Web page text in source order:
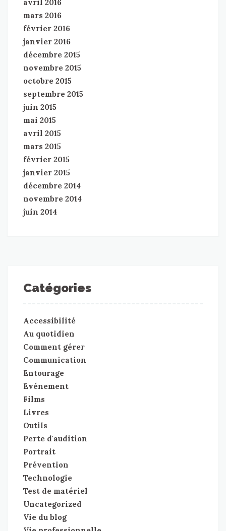
avril 2016
mars 2016
février 2016
janvier 2016
décembre 2015
novembre 2015
octobre 2015
septembre 2015
juin 2015
mai 2015
avril 2015
mars 2015
février 2015
janvier 2015
décembre 2014
novembre 2014
juin 2014
Catégories
Accessibilité
Au quotidien
Comment gérer
Communication
Entourage
Evénement
Films
Livres
Outils
Perte d'audition
Portrait
Prévention
Technologie
Test de matériel
Uncategorized
Vie du blog